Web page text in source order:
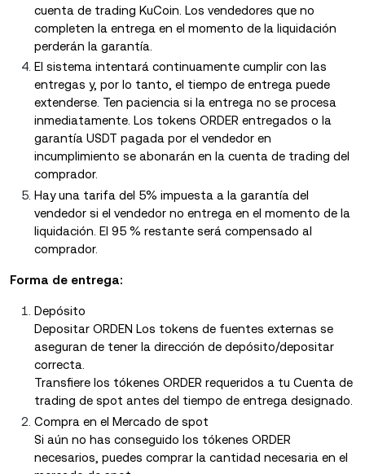
cuenta de trading KuCoin. Los vendedores que no
completen la entrega en el momento de la liquidación
perderán la garantía.
El sistema intentará continuamente cumplir con las
entregas y, por lo tanto, el tiempo de entrega puede
extenderse. Ten paciencia si la entrega no se procesa
inmediatamente. Los tokens ORDER entregados o la
garantía USDT pagada por el vendedor en
incumplimiento se abonarán en la cuenta de trading del
comprador.
Hay una tarifa del 5% impuesta a la garantía del
vendedor si el vendedor no entrega en el momento de la
liquidación. El 95 % restante será compensado al
comprador.
Forma de entrega:
Depósito
Depositar ORDEN Los tokens de fuentes externas se
aseguran de tener la dirección de depósito/depositar
correcta.
Transfiere los tókenes ORDER requeridos a tu Cuenta de
trading de spot antes del tiempo de entrega designado.
Compra en el Mercado de spot
Si aún no has conseguido los tókenes ORDER
necesarios, puedes comprar la cantidad necesaria en el